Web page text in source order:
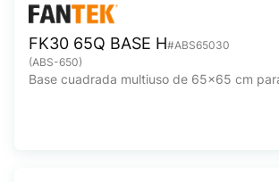
FK30 65Q BASE H#ABS65030
(ABS-650)
Base cuadrada multiuso de 65x65 cm